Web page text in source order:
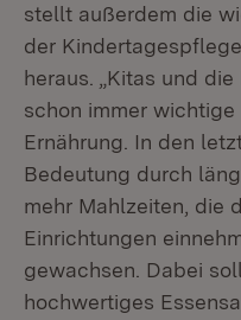
stellt außerdem die
der
heraus. „Kitas und
schon immer
Ernährung. In den
Bedeutung durch
mehr Mahlzeiten, die
Einrichtungen
gewachsen. Dabei
hochwertiges